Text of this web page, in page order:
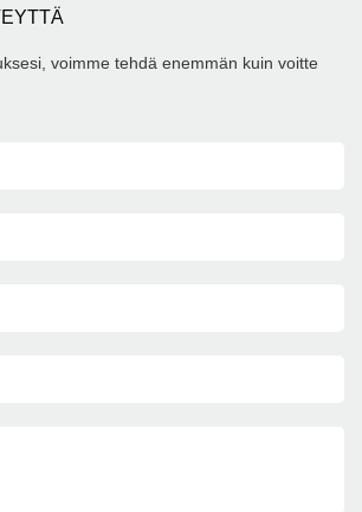
voimme tehdä enemmän kuin voitte